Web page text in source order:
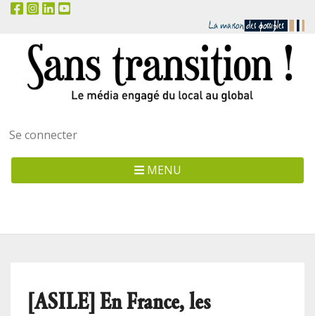
Menu
utilisateur
Se connecter
MENU
[ASILE] En France, les